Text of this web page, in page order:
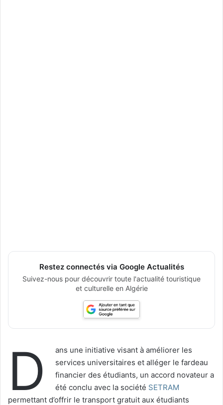
Restez connectés via Google Actualités
Suivez-nous pour découvrir toute l'actualité touristique
et culturelle en Algérie
D
ans une initiative visant à améliorer les
services universitaires et alléger le fardeau
financier des étudiants, un accord novateur a
été conclu avec la société SETRAM
permettant d’offrir le transport gratuit aux étudiants